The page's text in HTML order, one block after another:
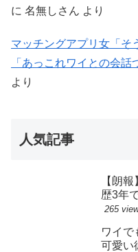
に 名無しさん より
マッチングアプリ女「そ
「あっこれワイとの会話
より
人気記事
【朗
歴3年
265
ワイで
可愛い